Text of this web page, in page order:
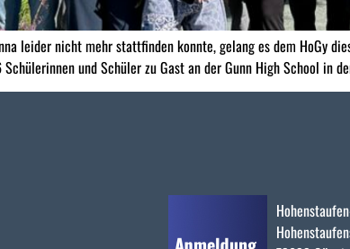
leider nicht mehr stattfinden konnte, gelang es dem HoGy
und Schüler zu Gast an der Gunn High School